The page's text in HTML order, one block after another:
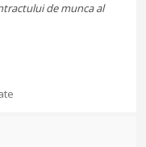
de munca al